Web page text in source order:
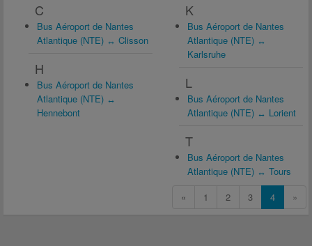
C
Bus Aéroport de Nantes
Atlantique (NTE) ↔ Clisson
H
Bus Aéroport de Nantes
Atlantique (NTE) ↔
Hennebont
K
Bus Aéroport de Nantes
Atlantique (NTE) ↔
Karlsruhe
L
Bus Aéroport de Nantes
Atlantique (NTE) ↔ Lorient
T
Bus Aéroport de Nantes
Atlantique (NTE) ↔ Tours
«
1 2 3 4 »